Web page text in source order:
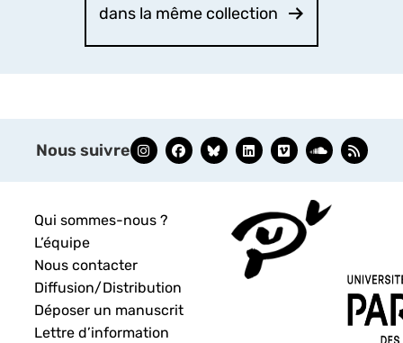
dans la même collection
Nous suivre
Qui sommes-nous ?
L’équipe
Nous contacter
Diffusion/Distribution
Déposer un manuscrit
Lettre d’information